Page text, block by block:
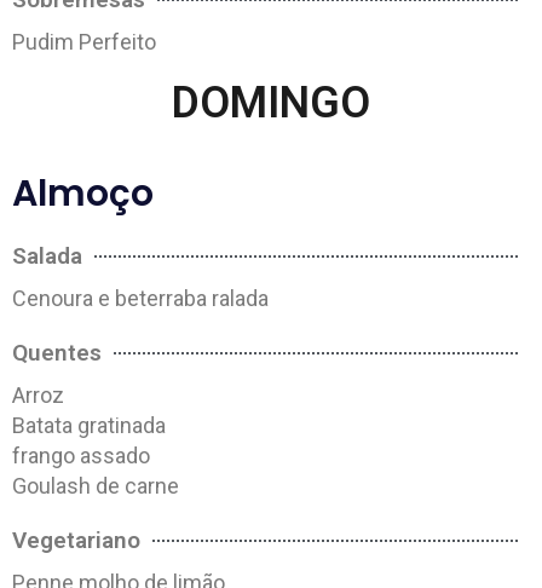
Pudim Perfeito
DOMINGO
Almoço
Salada
Cenoura e beterraba ralada
Quentes
Arroz
Batata gratinada
frango assado
Goulash de carne
Vegetariano
Penne molho de limão